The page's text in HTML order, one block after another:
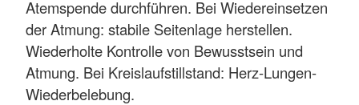
Atemspende durchführen. Bei Wiedereinsetzen
der Atmung: stabile Seitenlage herstellen.
Wiederholte Kontrolle von Bewusstsein und
Atmung. Bei Kreislaufstillstand: Herz-Lungen-
Wiederbelebung.